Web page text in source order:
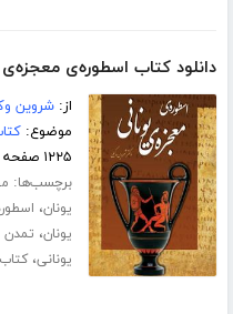
دانلود کتاب اسطوره‌ی معجزه‌ی
از:شروین
موضوع:
۱۲۲۵ صفحه
برچسب‌ها:
یونان،
یونان، تمدن
یونانی،